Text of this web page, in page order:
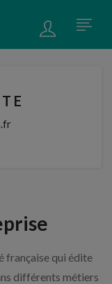
E
française qui édite
différents métiers